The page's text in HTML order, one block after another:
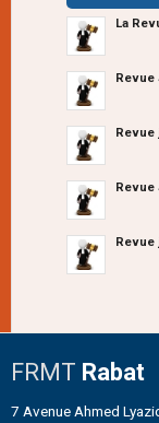
La
Revue
Revue
Revue
Revue
FRMT Rabat
7 Avenue Ahmed